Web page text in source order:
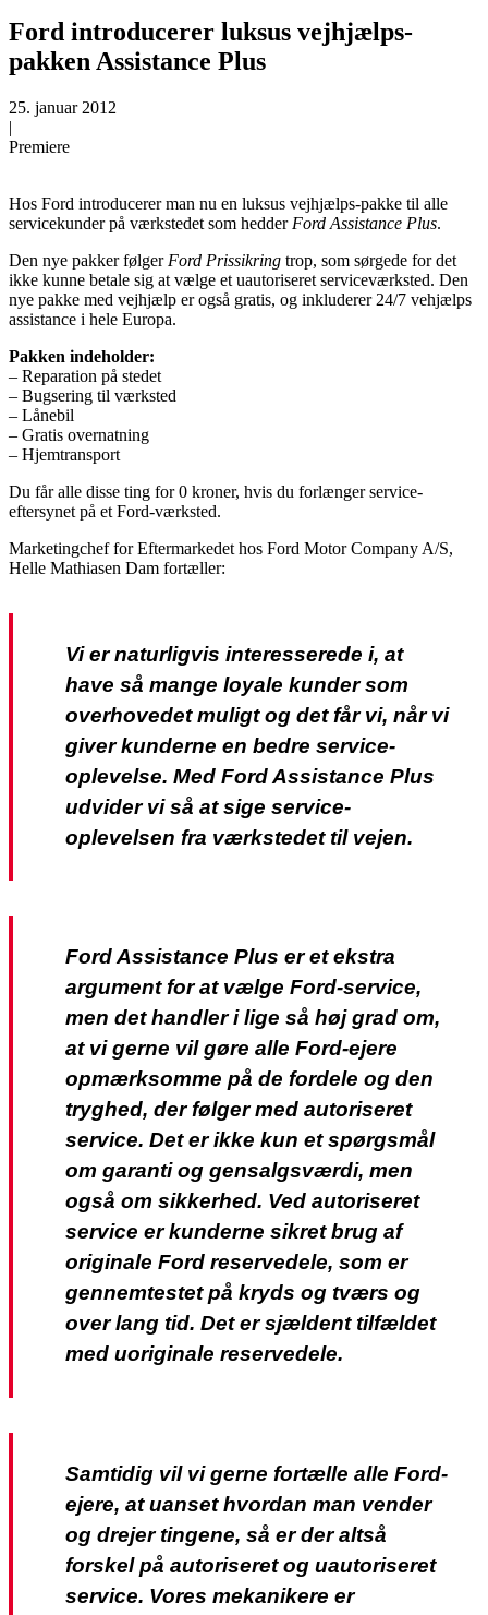
Ford introducerer luksus vejhjælps-
pakken Assistance Plus
25. januar 2012
|
Premiere
Hos Ford introducerer man nu en luksus vejhjælps-pakke til alle
servicekunder på værkstedet som hedder Ford Assistance Plus.
Den nye pakker følger Ford Prissikring trop, som sørgede for det
ikke kunne betale sig at vælge et uautoriseret serviceværksted. Den
nye pakke med vejhjælp er også gratis, og inkluderer 24/7 vehjælps
assistance i hele Europa.
Pakken indeholder:
– Reparation på stedet
– Bugsering til værksted
– Lånebil
– Gratis overnatning
– Hjemtransport
Du får alle disse ting for 0 kroner, hvis du forlænger service-
eftersynet på et Ford-værksted.
Marketingchef for Eftermarkedet hos Ford Motor Company A/S,
Helle Mathiasen Dam fortæller:
Vi er naturligvis interesserede i, at
have så mange loyale kunder som
overhovedet muligt og det får vi, når vi
giver kunderne en bedre service-
oplevelse. Med Ford Assistance Plus
udvider vi så at sige service-
oplevelsen fra værkstedet til vejen.
Ford Assistance Plus er et ekstra
argument for at vælge Ford-service,
men det handler i lige så høj grad om,
at vi gerne vil gøre alle Ford-ejere
opmærksomme på de fordele og den
tryghed, der følger med autoriseret
service. Det er ikke kun et spørgsmål
om garanti og gensalgsværdi, men
også om sikkerhed. Ved autoriseret
service er kunderne sikret brug af
originale Ford reservedele, som er
gennemtestet på kryds og tværs og
over lang tid. Det er sjældent tilfældet
med uoriginale reservedele.
Samtidig vil vi gerne fortælle alle Ford-
ejere, at uanset hvordan man vender
og drejer tingene, så er der altså
forskel på autoriseret og uautoriseret
service. Vores mekanikere er